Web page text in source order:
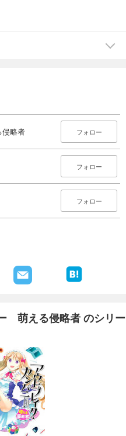
略者 フォロー
フォロー
フォロー
萌える侵略者 のシリー